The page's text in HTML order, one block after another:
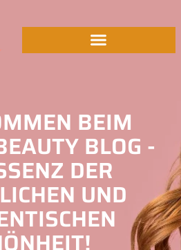
BEIM
BLOG -
DER
UND